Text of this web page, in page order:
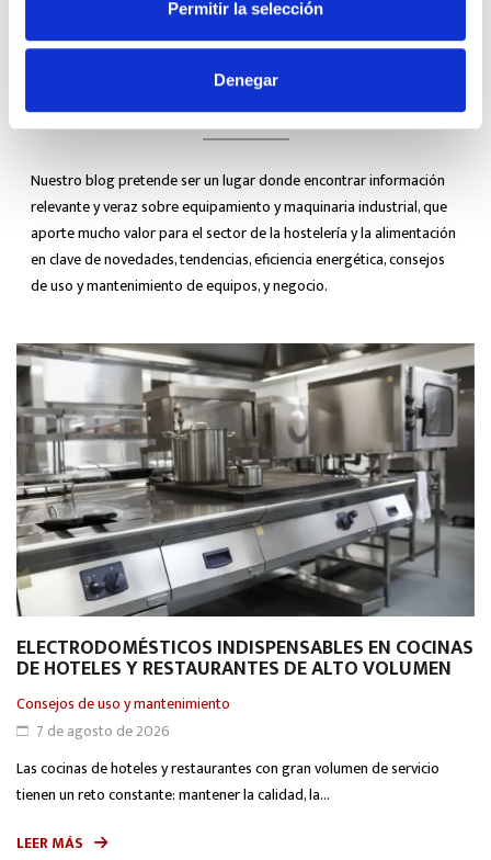
Permitir la selección
Denegar
ARTÍCULOS
RELACIONADOS
DE NUESTRO BLOG
Nuestro blog pretende ser un lugar donde encontrar información
relevante y veraz sobre equipamiento y maquinaria industrial, que
aporte mucho valor para el sector de la hostelería y la alimentación
en clave de novedades, tendencias, eficiencia energética, consejos
de uso y mantenimiento de equipos, y negocio.
ELECTRODOMÉSTICOS INDISPENSABLES EN COCINAS
DE HOTELES Y RESTAURANTES DE ALTO VOLUMEN
Consejos de uso y mantenimiento
7 de agosto de 2026
Las cocinas de hoteles y restaurantes con gran volumen de servicio
tienen un reto constante: mantener la calidad, la...
LEER MÁS